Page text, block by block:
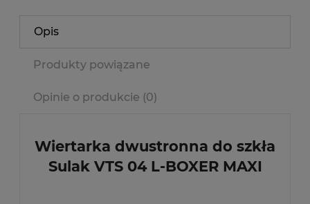
Opis
Produkty powiązane
Opinie o produkcie (0)
Wiertarka dwustronna do szkła
Sulak VTS 04 L-BOXER MAXI